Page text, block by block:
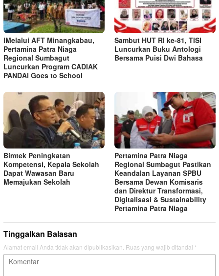
lMelalui AFT Minangkabau,
Pertamina Patra Niaga
Regional Sumbagut
Luncurkan Program CADIAK
PANDAI Goes to School
Sambut HUT RI ke-81, TISI
Luncurkan Buku Antologi
Bersama Puisi Dwi Bahasa
Bimtek Peningkatan
Kompetensi, Kepala Sekolah
Dapat Wawasan Baru
Memajukan Sekolah
Pertamina Patra Niaga
Regional Sumbagut Pastikan
Keandalan Layanan SPBU
Bersama Dewan Komisaris
dan Direktur Transformasi,
Digitalisasi & Sustainability
Pertamina Patra Niaga
Tinggalkan Balasan
Alamat email Anda tidak akan dipublikasikan. Ruas yang wajib ditandai *